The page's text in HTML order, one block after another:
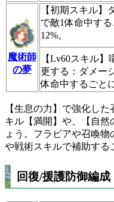
魔術師
の夢
【初期スキル】
で敵1体命中す
12%。
【Lv60スキル】
更する：ダメー
体命中するごと
【生息の力】で強化し
キル【満開】や、【自然
ょう。フラビアや召喚
や戦術スキルで補助する
回復/援護防御編成